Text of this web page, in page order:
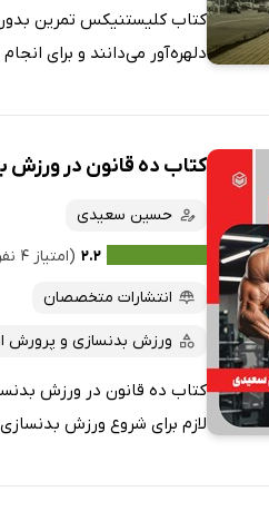
کتاب کلیستنیکس تمرین بدون
دلهره‌آور می‌دانند و برای
کتاب ده قانون در ورزش
حسین سعیدی
۲.۲ (امتیاز ۴ نفر)
انتشارات متخصصان
ورزش بدنسازی و پرورش
کتاب ده قانون در ورزش
لازم برای شروع ورزش